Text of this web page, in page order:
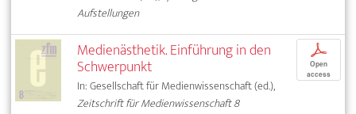
Aufstellungen
Medienästhetik. Einführung in den
Schwerpunkt
In: Gesellschaft für Medienwissenschaft (ed.),
Zeitschrift für Medienwissenschaft 8
p
Open
access